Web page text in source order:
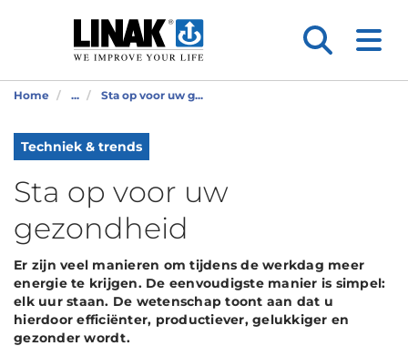
Home ... Sta op voor uw g...
Techniek & trends
Sta op voor uw
gezondheid
Er zijn veel manieren om tijdens de werkdag meer
energie te krijgen. De eenvoudigste manier is simpel:
elk uur staan. De wetenschap toont aan dat u
hierdoor efficiënter, productiever, gelukkiger en
gezonder wordt.